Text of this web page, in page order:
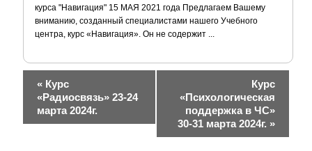
курса "Навигация" 15 МАЯ 2021 года Предлагаем Вашему
вниманию, созданный специалистами нашего Учебного
центра, курс «Навигация». Он не содержит ...
Н« Курс
«Радиосвязь» 23-24
марта 2024г.
Курс
«Психологическая
поддержка в ЧС»
30-31 марта 2024г. »